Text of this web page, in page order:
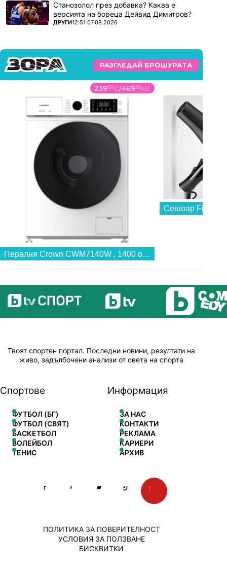
Станозолол през добавка? Каква е
версията на бореца Дейвид Димитров?
ПОВЕЧЕ ОТ
ДРУГИ12:51 07.08.2026
РАЗГЛЕДАЙ БРОШУРАТА
23999€/46938лв.
Пералня Crown CWM7140W , 1400 об./мин., 7.00 kg, A...
Сешоар Finlux
Твоят спортен портал. Последни новини, резултати на
живо, задълбочени анализи от света на спорта
Спортове
ФУТБОЛ (БГ)
ФУТБОЛ (СВЯТ)
БАСКЕТБОЛ
ВОЛЕЙБОЛ
ТЕНИС
Информация
ЗА НАС
КОНТАКТИ
РЕКЛАМА
КАРИЕРИ
АРХИВ
ПОЛИТИКА ЗА ПОВЕРИТЕЛНОСТ
УСЛОВИЯ ЗА ПОЛЗВАНЕ
БИСКВИТКИ